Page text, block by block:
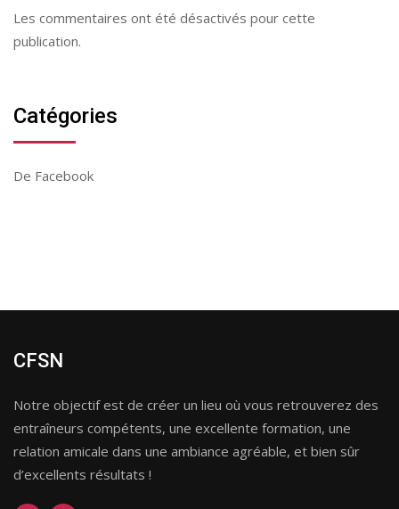
Les commentaires ont été désactivés pour cette
publication.
Catégories
De Facebook
CFSN
Notre objectif est de créer un lieu où vous retrouverez des
entraîneurs compétents, une excellente formation, une
relation amicale dans une ambiance agréable, et bien sûr
d’excellents résultats !